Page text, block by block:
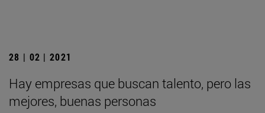
28 | 02 | 2021
Hay empresas que buscan talento, pero las
mejores, buenas personas